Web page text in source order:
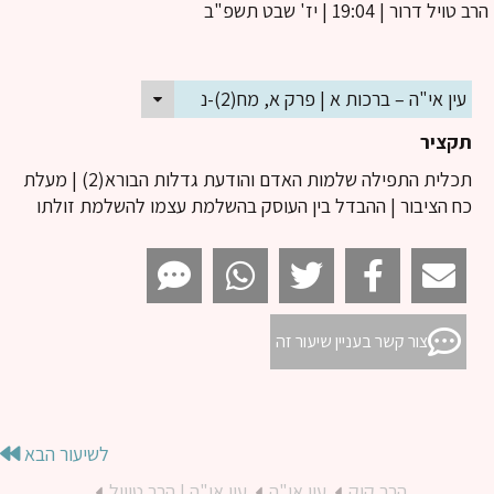
טויל דרור| 19:04 | יז' שבט תשפ"ב
תקציר
עין אי"ה – ברכות א | פרק א, מח(2)-נ
תכלית התפילה שלמות האדם והודעת גדלות הבורא(2) | מעלת
כח הציבור | ההבדל בין העוסק בהשלמת עצמו להשלמת זולתו
צור קשר בעניין שיעור זה
לשיעור הבא